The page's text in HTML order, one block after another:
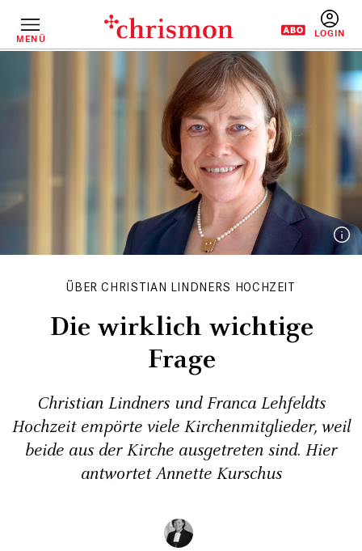
InhaltMENÜ
ÜBER CHRISTIAN LINDNERS HOCHZEIT
Die wirklich wichtige
Frage
Christian Lindners und Franca Lehfeldts
Hochzeit empörte viele Kirchenmitglieder, weil
beide aus der Kirche ausgetreten sind. Hier
antwortet Annette Kurschus